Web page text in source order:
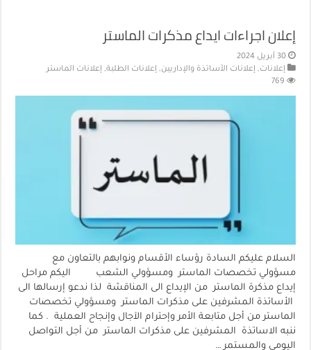
إعلان اجراءات ايداع مذكرات الماستر
30 أبريل 2024
إعلانات, إعلانات الأساتذة والإداريين, إعلانات الطلبة, إعلانات الماستر
769
السلام عليكم السادة رؤساء الأقسام ونوابهم بالتعاون مع
مسؤولي تخصصات الماستر ومسؤولي الشعب اليكم مراحل
إيداع مذكرة الماستر من الإيداع الى المناقشة لذا ندعو إرسالها الى
الأساتذة المشرفين على مذكرات الماستر ومسؤولي تخصصات
الماستر من أجل متابعة الأمر وإحترام الآجال وإنجاح العملية . كما
ننبه الاساتذة المشرفين على مذكرات الماستر من أجل التواصل
اليومي والمستمر …